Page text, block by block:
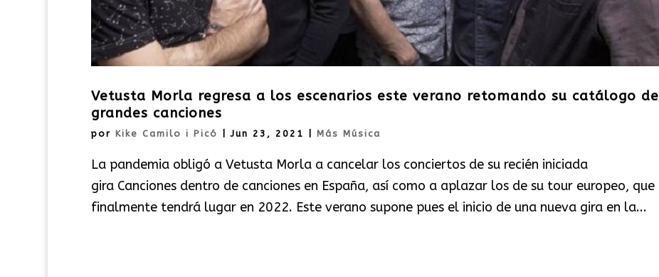
Vetusta Morla regresa a los escenarios este verano retomando su catálogo de
grandes canciones
por Kike Camilo i Picó |Jun 23, 2021 Más Música
La pandemia obligó a Vetusta Morla a cancelar los conciertos de su recién iniciada
gira Canciones dentro de canciones en España, así como a aplazar los de su tour europeo, que
finalmente tendrá lugar en 2022. Este verano supone pues el inicio de una nueva gira en la...